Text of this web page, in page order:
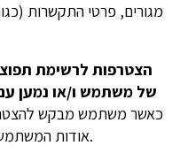
מגורים, פרטי התקשרות
הצטרפות לרשימת
של משתמש ו/או נמען
כאשר משתמש מבקש
אודות המשתמש מידע כגון שם, פרטים ליצירת קשר.